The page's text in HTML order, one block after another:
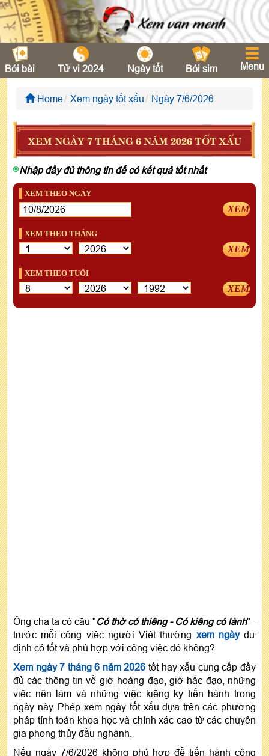
Bói bài Tử vi 2024 Ngày tốt Bói sim Menu
Home Xem ngày tốt xấu Ngày 7/6/2026
XEM NGÀY 7 THÁNG 6 NĂM 2026 TỐT XẤU
Nhập đầy đủ thông tin để có kết quả tốt nhất
XEM THEO NGÀY
XEM
XEM THEO THÁNG
XEM
XEM THEO TUỔI
XEM
Ông cha ta có câu "Có thờ có thiêng - Có kiêng có lành" -
trước mỗi công việc người Việt thường xem ngàydự
định có tốt và phù hợp với công việc đó không?
Xem ngày 7 tháng 6 năm 2026 tốt hay xẫu cung cấp đầy
đủ các thông tin về giờ hoàng đạo, giờ hắc đạo, những
việc nên làm và những việc kiệng kỵ tiến hành trong
ngày này. Phép xem ngày tốt xấu dựa trên các phương
pháp tính toán khoa học và chính xác cao từ các chuyên
gia phong thủy đầu nghành.
Nếu ngày 7/6/2026 không phù hợp để tiến hành công